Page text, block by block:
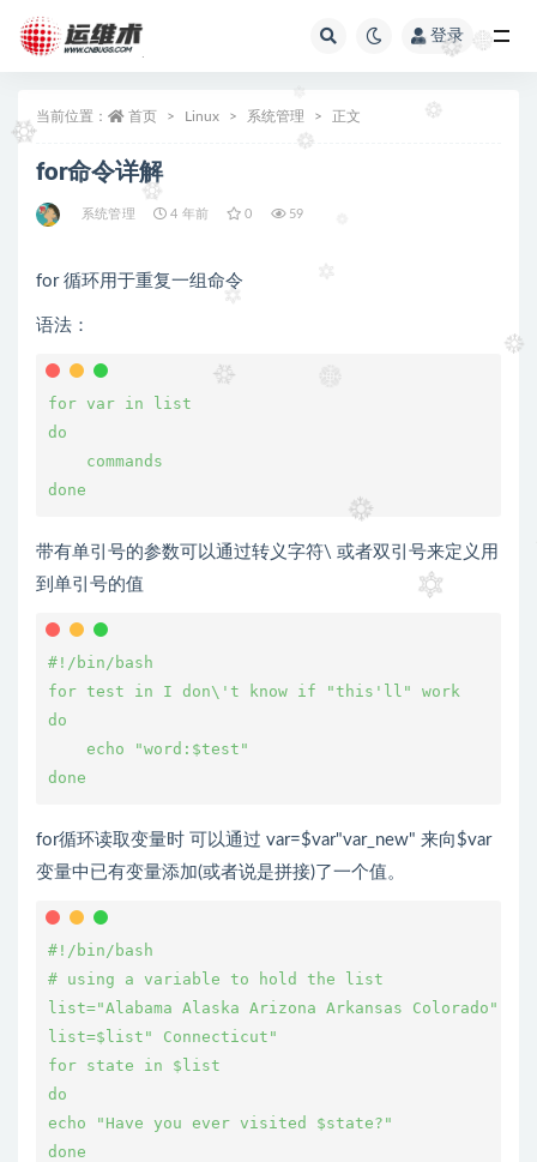
登录
当前位置： 首页 Linux 系统管理 正文
for命令详解
系统管理 4 年前 0 59
for 循环用于重复一组命令
语法：
for var in list
do
commands
done
带有单引号的参数可以通过转义字符\ 或者双引号来定义用
到单引号的值
#!/bin/bash
for test in I don\'t know if "this'll" work
do
echo "word:$test"
done
for循环读取变量时 可以通过 var=$var"var_new" 来向$var
变量中已有变量添加(或者说是拼接)了一个值。
#!/bin/bash
# using a variable to hold the list
list="Alabama Alaska Arizona Arkansas Colorado"
list=$list" Connecticut"
for state in $list
do
echo "Have you ever visited $state?"
done